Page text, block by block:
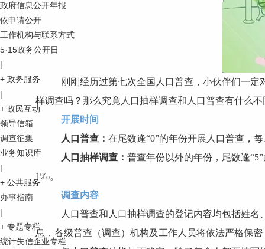
政府信息公开年报
依申请公开
工作机构与联系方式
5·15政务公开日
|
+ 政务服务
|
+ 政民互动
领导信箱
调查征集
业务知识库
|
+ 公共服务
办事指南
|
+ 专题专栏
统计失信企业专栏
刚刚经历过第七次全国人口普查，小伙伴们一
样调查吗？那么究竟人口抽样调查和人口普查有什么
开展时间
人口普查： 在尾数逢“0”的年份开展人口普查，
人口抽样调查： 普查年份以外的年份，尾数逢
1‰。
调查内容
人口普查和人口抽样调查的登记内容均包括姓
息，各级普查（调查）机构及工作人员将依法严格保密